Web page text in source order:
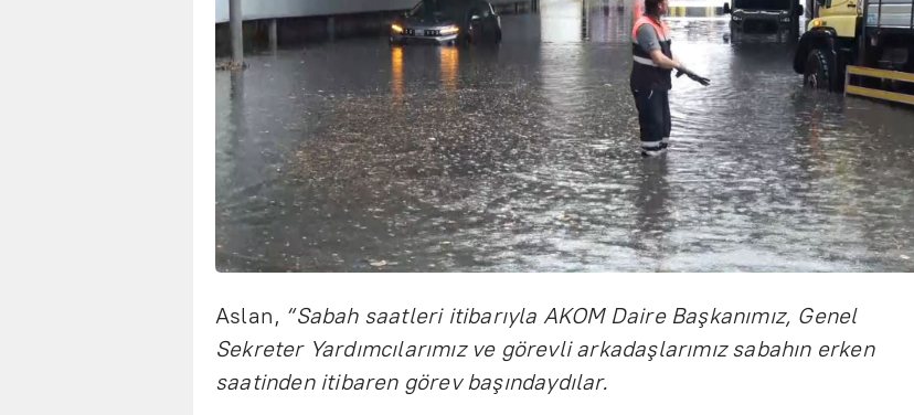
Aslan, “Sabah saatleri itibarıyla AKOM Daire Başkanımız, Genel
Sekreter Yardımcılarımız ve görevli arkadaşlarımız sabahın erken
saatinden itibaren görev başındaydılar.